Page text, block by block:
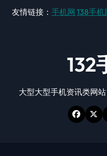
友情链接： 手机网 138手机
132
大型大型手机资讯类网